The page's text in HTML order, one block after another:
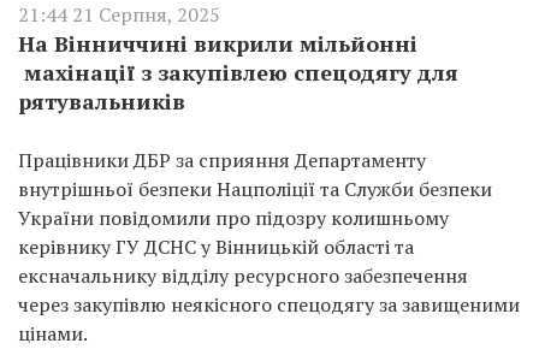
21:44 21 Серпня, 2025
На Вінниччині викрили мільйонні
махінації з закупівлею спецодягу для
рятувальників
Працівники ДБР за сприяння Департаменту
внутрішньої безпеки Нацполіції та Служби безпеки
України повідомили про підозру колишньому
керівнику ГУ ДСНС у Вінницькій області та
ексначальнику відділу ресурсного забезпечення
через закупівлю неякісного спецодягу за завищеними
цінами.